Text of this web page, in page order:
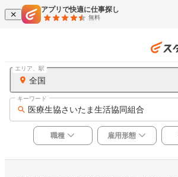
アプリで快適に仕事探し
無料
全国
エリア、駅
医療生協さいたま生活協同組合
キーワード
職種 雇用形態